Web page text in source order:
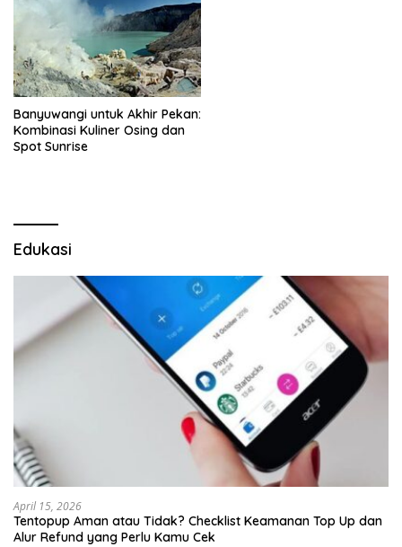
Banyuwangi untuk Akhir Pekan:
Kombinasi Kuliner Osing dan
Spot Sunrise
Edukasi
April 15, 2026
Tentopup Aman atau Tidak? Checklist Keamanan Top Up dan
Alur Refund yang Perlu Kamu Cek